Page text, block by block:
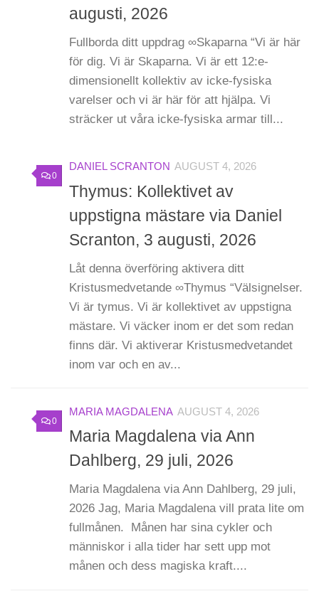
augusti, 2026
Fullborda ditt uppdrag ∞Skaparna “Vi är här
för dig. Vi är Skaparna. Vi är ett 12:e-
dimensionellt kollektiv av icke-fysiska
varelser och vi är här för att hjälpa. Vi
sträcker ut våra icke-fysiska armar till...
0
DANIEL SCRANTON AUGUST 4, 2026
Thymus: Kollektivet av
uppstigna mästare via Daniel
Scranton, 3 augusti, 2026
Låt denna överföring aktivera ditt
Kristusmedvetande ∞Thymus “Välsignelser.
Vi är tymus. Vi är kollektivet av uppstigna
mästare. Vi väcker inom er det som redan
finns där. Vi aktiverar Kristusmedvetandet
inom var och en av...
0
MARIA MAGDALENA AUGUST 4, 2026
Maria Magdalena via Ann
Dahlberg, 29 juli, 2026
Maria Magdalena via Ann Dahlberg, 29 juli,
2026 Jag, Maria Magdalena vill prata lite om
fullmånen. Månen har sina cykler och
människor i alla tider har sett upp mot
månen och dess magiska kraft....